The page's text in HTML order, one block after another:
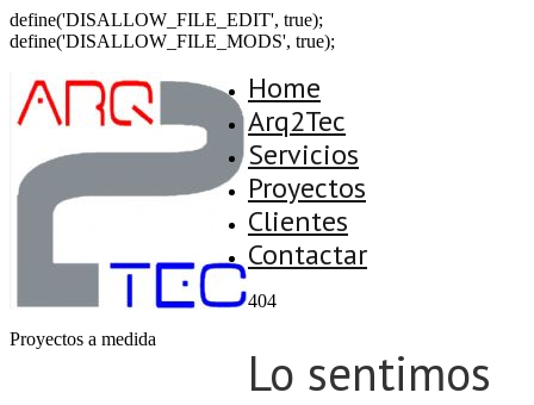
define('DISALLOW_FILE_EDIT', true);
define('DISALLOW_FILE_MODS', true);
Proyectos a medida
Home
Arq2Tec
Servicios
Proyectos
Clientes
Contactar
404
Lo sentimos